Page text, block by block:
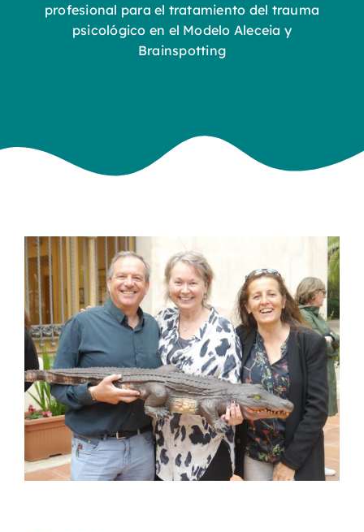
profesional para el tratamiento del trauma
psicológico en el Modelo Aleceia y
Brainspotting